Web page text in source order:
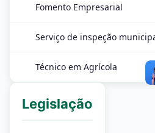
Fomento Empresarial
Serviço de inspeção
Técnico em Agrícola
Legislação